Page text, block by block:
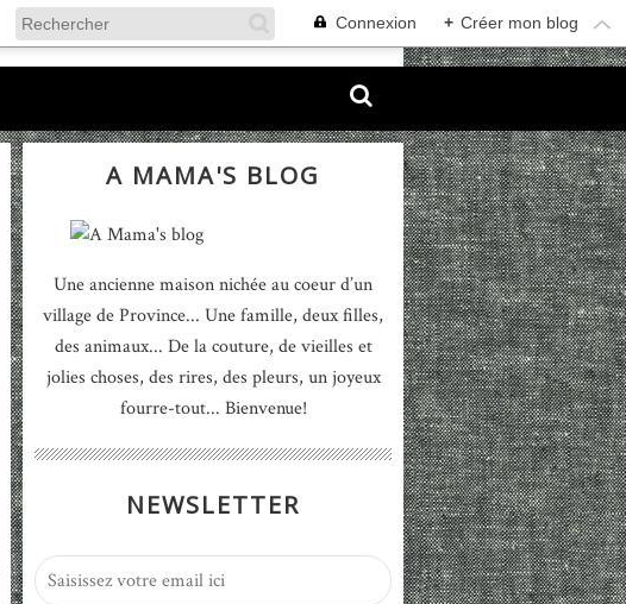
Connexion + Créer mon blog
A MAMA'S BLOG
Une ancienne maison nichée au coeur d’un
village de Province... Une famille, deux filles,
des animaux... De la couture, de vieilles et
jolies choses, des rires, des pleurs, un joyeux
fourre-tout... Bienvenue!
NEWSLETTER